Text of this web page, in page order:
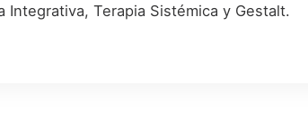
Terapia Sistémica y Gestalt.